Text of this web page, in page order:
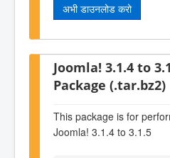
अभी डाउनलोड करो
Joomla! 3.1.4 to
Package (.tar.bz2)
This package is for
Joomla! 3.1.4 to 3.1.5